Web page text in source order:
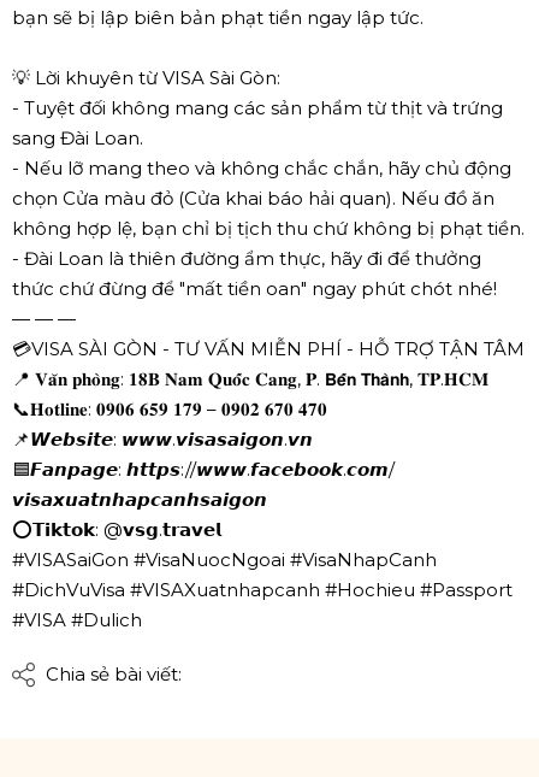
bạn sẽ bị lập biên bản phạt tiền ngay lập tức.
💡 Lời khuyên từ VISA Sài Gòn:
- Tuyệt đối không mang các sản phẩm từ thịt và trứng
sang Đài Loan.
- Nếu lỡ mang theo và không chắc chắn, hãy chủ động
chọn Cửa màu đỏ (Cửa khai báo hải quan). Nếu đồ ăn
không hợp lệ, bạn chỉ bị tịch thu chứ không bị phạt tiền.
- Đài Loan là thiên đường ẩm thực, hãy đi để thưởng
thức chứ đừng để "mất tiền oan" ngay phút chót nhé!
— — —
💳VISA SÀI GÒN - TƯ VẤN MIỄN PHÍ - HỖ TRỢ TẬN TÂM
📍 𝐕𝐚̆𝐧 𝐩𝐡𝐨̀𝐧𝐠: 𝟏𝟖𝐁 𝐍𝐚𝐦 𝐐𝐮𝐨̂́𝐜 𝐂𝐚𝐧𝐠, 𝐏. 𝗕𝗲̂́𝗻 𝗧𝗵𝗮̀𝗻𝗵, 𝐓𝐏.𝐇𝐂𝐌
📞𝐇𝐨𝐭𝐥𝐢𝐧𝐞: 𝟎𝟗𝟎𝟔 𝟔𝟓𝟗 𝟏𝟕𝟗 – 𝟎𝟗𝟎𝟐 𝟔𝟕𝟎 𝟒𝟕𝟎
📌𝙒𝙚𝙗𝙨𝙞𝙩𝙚: 𝙬𝙬𝙬.𝙫𝙞𝙨𝙖𝙨𝙖𝙞𝙜𝙤𝙣.𝙫𝙣
🟦𝙁𝙖𝙣𝙥𝙖𝙜𝙚: 𝙝𝙩𝙩𝙥𝙨://𝙬𝙬𝙬.𝙛𝙖𝙘𝙚𝙗𝙤𝙤𝙠.𝙘𝙤𝙢/
𝙫𝙞𝙨𝙖𝙭𝙪𝙖𝙩𝙣𝙝𝙖𝙥𝙘𝙖𝙣𝙝𝙨𝙖𝙞𝙜𝙤𝙣
⭕𝗧𝗶𝗸𝘁𝗼𝗸: @𝘃𝘀𝗴.𝘁𝗿𝗮𝘃𝗲𝗹
#VISASaiGon #VisaNuocNgoai #VisaNhapCanh
#DichVuVisa #VISAXuatnhapcanh #Hochieu #Passport
#VISA #Dulich
Chia sẻ bài viết: